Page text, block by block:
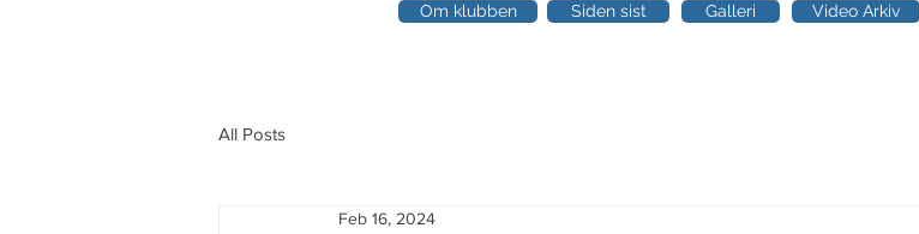
Om klubben Siden sist Galleri Video Arkiv
All Posts
Feb 16, 2024